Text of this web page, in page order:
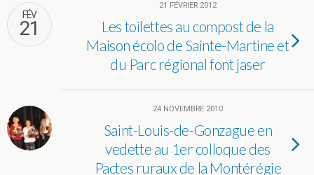
FÉV
21
21 FÉVRIER 2012
Les toilettes au compost de la
Maison écolo de Sainte-Martine et
du Parc régional font jaser
24 NOVEMBRE 2010
Saint-Louis-de-Gonzague en
vedette au 1er colloque des
Pactes ruraux de la Montérégie